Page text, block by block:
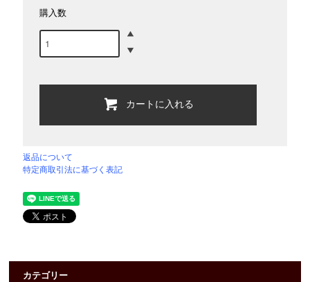
購入数
カートに入れる
返品について
特定商取引法に基づく表記
カテゴリー